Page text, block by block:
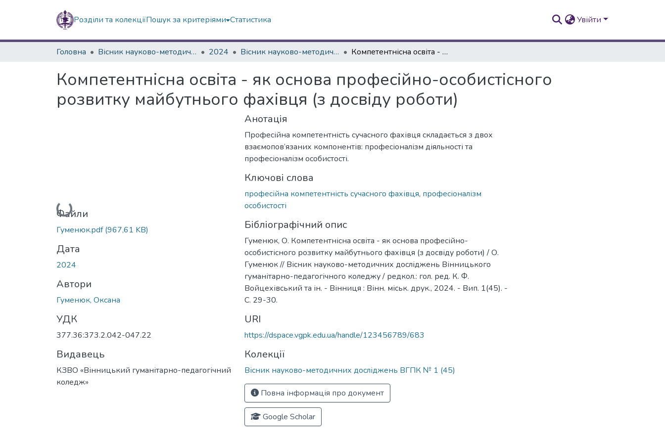
Розділи та колекціїПошук за критеріями Статистика Увійти
Головна Вісник науково-методичних досліджень ВГПК 2024 Вісник науково-методичних досліджень ВГПК № 1 (45) Компетентнісна освіта - як основа професійно-особистісного розвитку майбутнього фахівця (з досвіду роботи)
Компетентнісна освіта - як основа професійно-особистісного
розвитку майбутнього фахівця (з досвіду роботи)
Вантажиться...
Файли
Гуменюк.pdf(967,61 KB)
Дата
2024
Автори
Гуменюк, Оксана
УДК
377.36:373.2.042-047.22
Видавець
КЗВО «Вінницький гуманітарно-педагогічний
коледж»
Анотація
Професійна компетентність сучасного фахівця складається з двох
взаємопов‘язаних компонентів: професіоналізм діяльності та
професіоналізм особистості.
Ключові слова
професійна компетентність сучасного фахівця, професіоналізм
особистості
Бібліографічний опис
Гуменюк, О. Компетентнісна освіта - як основа професійно-
особистісного розвитку майбутнього фахівця (з досвіду роботи) / О.
Гуменюк // Вісник науково-методичних досліджень Вінницького
гуманітарно-педагогічного коледжу / редкол.: гол. ред. К. Ф.
Войцехівський та ін. - Вінниця : Вінн. міськ. друк., 2024. - Вип. 1(45). -
С. 29-30.
URI
https://dspace.vgpk.edu.ua/handle/123456789/683
Колекції
Вісник науково-методичних досліджень ВГПК № 1 (45)
Повна інформація про документ
Google Scholar